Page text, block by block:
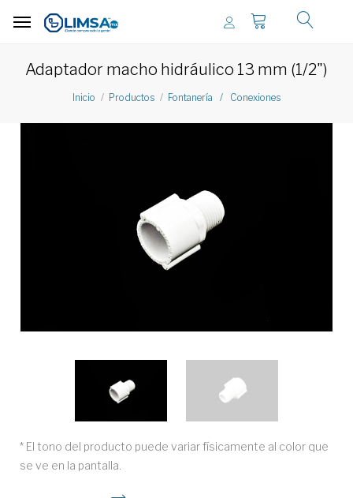
Adaptador macho hidráulico 13 mm (1/2")
Inicio Productos Fontanería / Conexiones
* El tono del producto puede variar físicamente al color que
se ve en la pantalla.